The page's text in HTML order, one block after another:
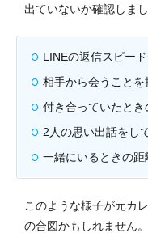
出ていないか確認しまし
LINEの返信スピー
相手から会うことを
付き合っていたと
2人の思い出話をし
一緒にいるときの距
このような様子が元カ
の合図かもしれません。